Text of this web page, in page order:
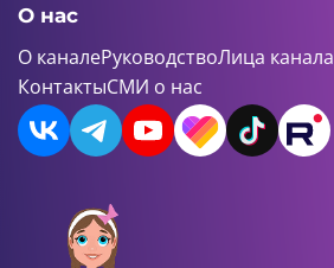
О нас
О каналеРуководствоЛица канала
КонтактыСМИ о нас